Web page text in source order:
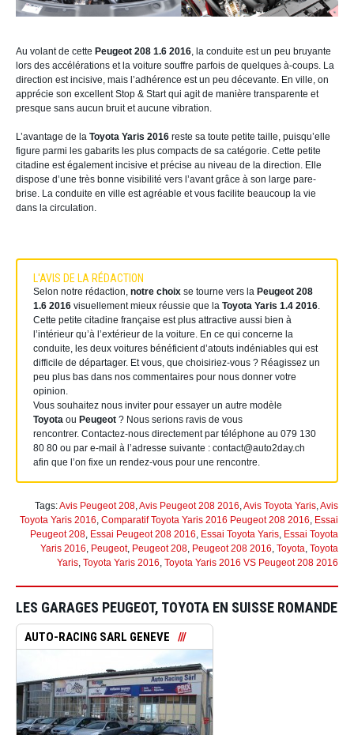
Au volant de cette Peugeot 208 1.6 2016 , la conduite est un peu bruyante
lors des accélérations et la voiture souffre parfois de quelques à-coups. La
direction est incisive, mais l’adhérence est un peu décevante. En ville, on
apprécie son excellent Stop & Start qui agit de manière transparente et
presque sans aucun bruit et aucune vibration.
L’avantage de la Toyota Yaris 2016 reste sa toute petite taille, puisqu’elle
figure parmi les gabarits les plus compacts de sa catégorie. Cette petite
citadine est également incisive et précise au niveau de la direction. Elle
dispose d’une très bonne visibilité vers l’avant grâce à son large pare-
brise. La conduite en ville est agréable et vous facilite beaucoup la vie
dans la circulation.
L'AVIS DE LA RÉDACTION
Selon notre rédaction, notre choix se tourne vers la Peugeot 208
1.6 2016 visuellement mieux réussie que la Toyota Yaris 1.4 2016
Cette petite citadine française est plus attractive aussi bien à
l’intérieur qu’à l’extérieur de la voiture. En ce qui concerne la
conduite, les deux voitures bénéficient d’atouts indéniables qui est
difficile de départager. Et vous, que choisiriez-vous ? Réagissez un
peu plus bas dans nos commentaires pour nous donner votre
opinion.
Vous souhaitez nous inviter pour essayer un autre modèle
Toyota ou Peugeot ? Nous serions ravis de vous
rencontrer. Contactez-nous directement par téléphone au 079 130
80 80 ou par e-mail à l’adresse suivante : contact@auto2day.ch
afin que l’on fixe un rendez-vous pour une rencontre.
Tags:Avis Peugeot 208 Avis Peugeot 208 2016 Avis Toyota Yaris Avis
Toyota Yaris 2016 Comparatif Toyota Yaris 2016 Peugeot 208 2016 Essai
Peugeot 208 Essai Peugeot 208 2016 Essai Toyota Yaris Essai Toyota
Yaris 2016 Peugeot, Peugeot 208 Peugeot 208 2016 Toyota Toyota
Yaris Toyota Yaris 2016 Toyota Yaris 2016 VS Peugeot 208 2016
LES GARAGES PEUGEOT, TOYOTA EN SUISSE ROMANDE
AUTO-RACING SARL GENEVE